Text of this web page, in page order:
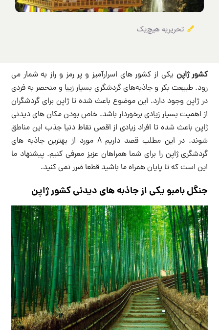
تحریریه هیچ‌یک
کشور ژاپن یکی از کشور های اسرارآمیز و پر رمز و راز به شمار می
رود. طبیعت بکر و جاذبه‌های گردشگری بسیار زیبا و منحصر به فردی
در ژاپن وجود دارد. این موضوع باعث شده تا ژاپن برای گردشگران
از اهمیت بسیار زیادی برخوردار باشد. خاص بودن مکان های دیدنی
ژاپن باعث شده تا افراد زیادی از اقصی نقاط دنیا جذب این مناطق
شوند. در این مطلب قصد داریم 8 مورد از بهترین جاذبه های
گردشگری ژاپن را برای شما همراهان عزیز معرفی کنیم. پیشنهاد ما
این است که تا پایان همراه ما باشید قطعا ضرر نمی کنید.
جنگل بامبو یکی از جاذبه های دیدنی کشور ژاپن